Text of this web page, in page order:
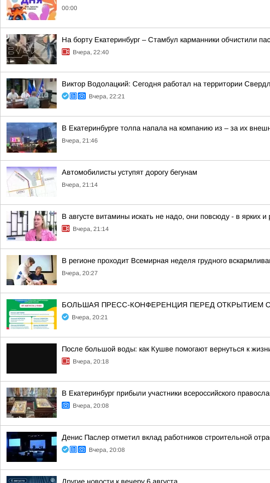
00:00
На борту Екатеринбург – Стамбул карманники обчистили
Вчера, 22:40
Виктор Водолацкий: Сегодня работал на территории
Вчера, 22:21
В Екатеринбурге толпа напала на компанию из – за их
Вчера, 21:46
Автомобилисты уступят дорогу бегунам
Вчера, 21:14
В августе витамины искать не надо, они повсюду - в ярких и
Вчера, 21:14
В регионе проходит Всемирная неделя грудного
Вчера, 20:27
БОЛЬШАЯ ПРЕСС-КОНФЕРЕНЦИЯ ПЕРЕД ОТКРЫТИЕМ
Вчера, 20:21
После большой воды: как Кушве помогают вернуться к
Вчера, 20:18
В Екатеринбург прибыли участники всероссийского
Вчера, 20:08
Денис Паслер отметил вклад работников строительной
Вчера, 20:08